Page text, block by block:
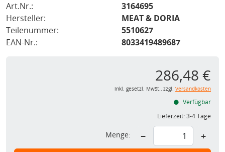
Art.Nr.:
3164695
Hersteller:
MEAT & DORIA
Teilenummer:
5510627
EAN-Nr.:
8033419489687
286,48 €
inkl. gesetzl. MwSt., zzgl. Versandkosten
Verfügbar
Lieferzeit:3-4 Tage
Menge: − +